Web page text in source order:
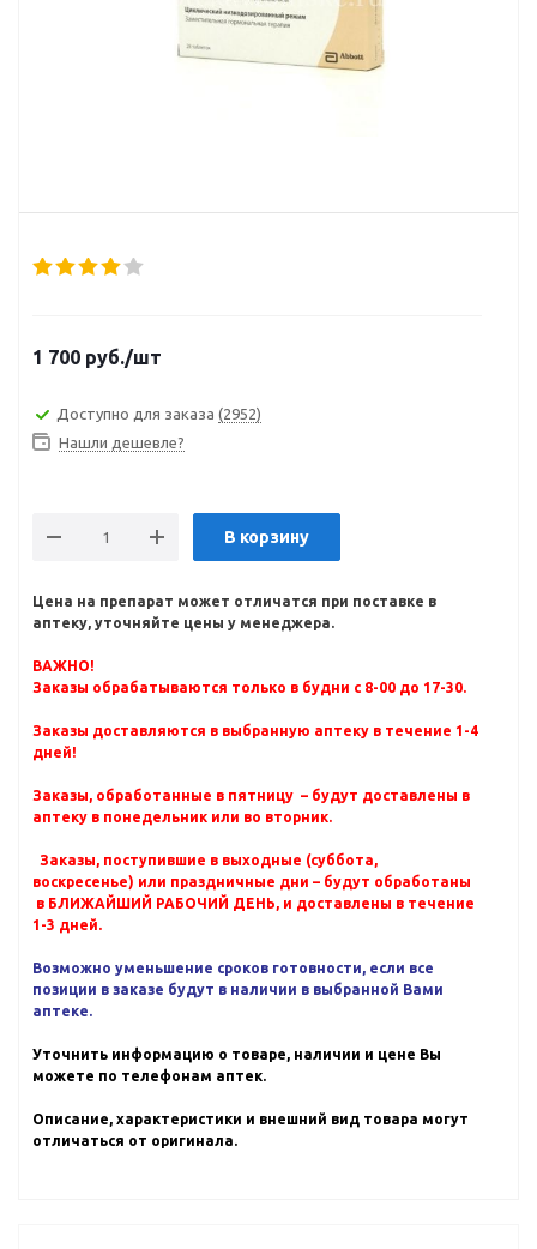
1 700 руб./шт
Доступно для заказа (2952)
Нашли дешевле?
В корзину
Цена на препарат может отличатся при поставке в
аптеку, уточняйте цены у менеджера.
ВАЖНО!
Заказы обрабатываются только в будни с 8-00 до 17-30.
Заказы доставляются в выбранную аптеку в течение 1-4
дней!
Заказы, обработанные в пятницу – будут доставлены в
аптеку в понедельник или во вторник.
Заказы, поступившие в выходные (суббота,
воскресенье) или праздничные дни – будут обработаны
в БЛИЖАЙШИЙ РАБОЧИЙ ДЕНЬ, и доставлены в течение
1-3 дней.
Возможно уменьшение сроков готовности, если все
позиции в заказе будут в наличии в выбранной Вами
аптеке.
Уточнить информацию о товаре, наличии и цене Вы
можете по телефонам аптек.
Описание, характеристики и внешний вид товара могут
отличаться от оригинала.